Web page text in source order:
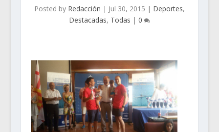
Posted by Redacción | Jul 30, 2015 | Deportes,
Destacadas, Todas | 0